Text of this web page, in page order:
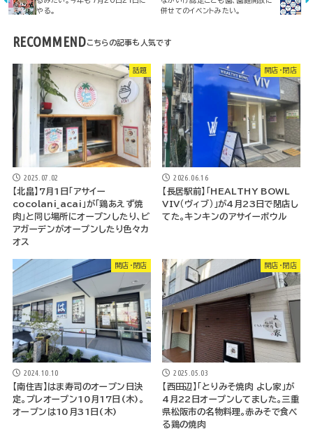
やる。
併せてのイベントみたい。
RECOMMEND
話題
2025.07.02
【北畠】7月1日「アサイー
cocolani_acai」が「鶏あえず焼
肉」と同じ場所にオープンしたり、ビ
アガーデンがオープンしたり色々カ
オス
開店・閉店
2026.06.16
【長居駅前】「HEALTHY BOWL
VIV（ヴィブ）」が4月23日で閉店し
てた。キンキンのアサイーボウル
開店・閉店
2024.10.10
【南住吉】はま寿司のオープン日決
定。プレオープン10月17日(木)。
オープンは10月31日(木)
開店・閉店
2025.05.03
【西田辺】「とりみそ焼肉 よし家」が
4月22日オープンしてました。三重
県松阪市の名物料理。赤みそで食べ
る鶏の焼肉